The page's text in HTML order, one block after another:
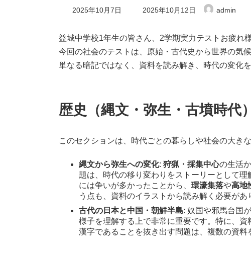
2025年10月7日
最
終
新
日
時
:
2025年10月12日 admin
益城中学校1年生の皆さん、2学期実力テストお疲れ
今回の社会のテストは、原始・古代史から世界の気
単なる暗記ではなく、資料を読み解き、時代の変化
歴史（縄文・弥生・古墳時代
このセクションは、時代ごとの暮らしや社会の大き
縄文から弥生への変化: 狩猟・採集中心の生活
題は、時代の移り変わりをストーリーとして
には争いが多かったことから、 環濠集落や高地
う点も、資料のイラストから読み解く必要があ
古代の日本と中国・朝鮮半島: 奴国や邪馬台国
様子を理解する上で非常に重要です。特に、
漢字であることを抜き出す問題は、複数の資料